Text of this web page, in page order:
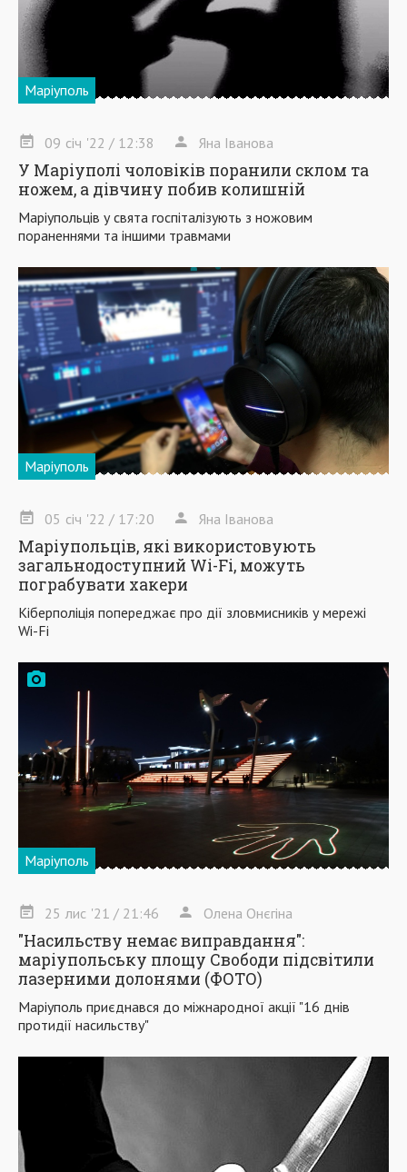
Маріуполь
09 січ '22 / 12:38 Яна Іванова
У Маріуполі чоловіків поранили склом та
ножем, а дівчину побив колишній
Маріупольців у свята госпіталізують з ножовим
пораненнями та іншими травмами
Маріуполь
05 січ '22 / 17:20 Яна Іванова
Маріупольців, які використовують
загальнодоступний Wi-Fi, можуть
пограбувати хакери
Кіберполіція попереджає про дії зловмисників у мережі
Wi-Fi
Маріуполь
25 лис '21 / 21:46 Олена Онєгіна
"Насильству немає виправдання":
маріупольську площу Свободи підсвітили
лазерними долонями (ФОТО)
Маріуполь приєднався до міжнародної акції "16 днів
протидії насильству"